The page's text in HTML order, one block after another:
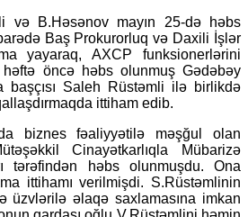
və B.Həsənov mayın 25-də həbs
Baş Prokurorluq və Daxili İşlər
yayaraq, AXCP funksionerlərini
öncə həbs olunmuş Gədəbəy
başçısı Saleh Rüstəmli ilə birlikdə
ittiham edib.
biznes fəaliyyətilə məşğul olan
Cinayətkarlıqla Mübarizə
tərəfindən həbs olunmuşdu. Ona
ittihamı verilmişdi. S.Rüstəmlinin
üzvlərilə əlaqə saxlamasına imkan